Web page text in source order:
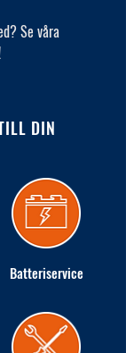
Se våra
DIN
Batteriservice